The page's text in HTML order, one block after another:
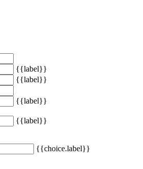
{{label}}
{{label}}
{{label}}
{{label}}
{{choice.label}}